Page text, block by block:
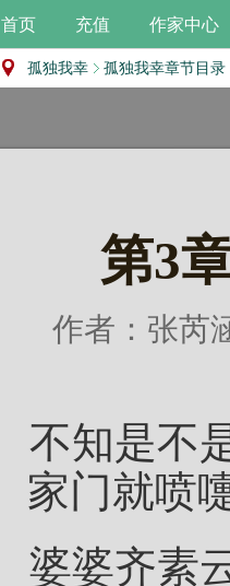
首页 充值 作家中心
孤独我幸 孤独我幸章节目录
第3
作者： 张芮
不知是不
家门就喷
婆婆齐素